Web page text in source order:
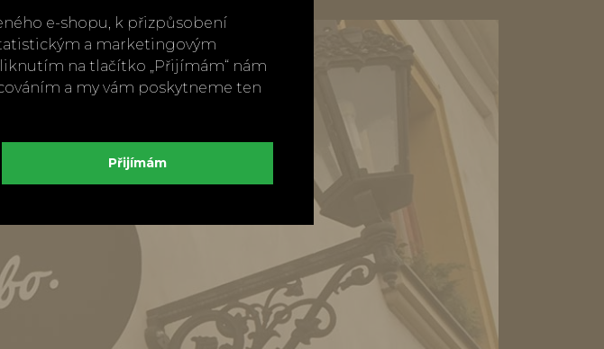
e-shopu, k přizpůsobení
a marketingovým
na tlačítko „Přijímám“ nám
a my vám poskytneme ten
Přijímám